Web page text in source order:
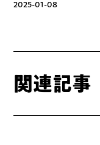
2025-01-08
関連記事